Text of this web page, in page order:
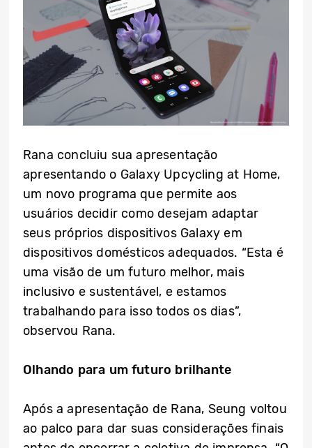
Rana concluiu sua apresentação
apresentando o Galaxy Upcycling at Home,
um novo programa que permite aos
usuários decidir como desejam adaptar
seus próprios dispositivos Galaxy em
dispositivos domésticos adequados. “Esta é
uma visão de um futuro melhor, mais
inclusivo e sustentável, e estamos
trabalhando para isso todos os dias”,
observou Rana.
Olhando para um futuro brilhante
Após a apresentação de Rana, Seung voltou
ao palco para dar suas considerações finais